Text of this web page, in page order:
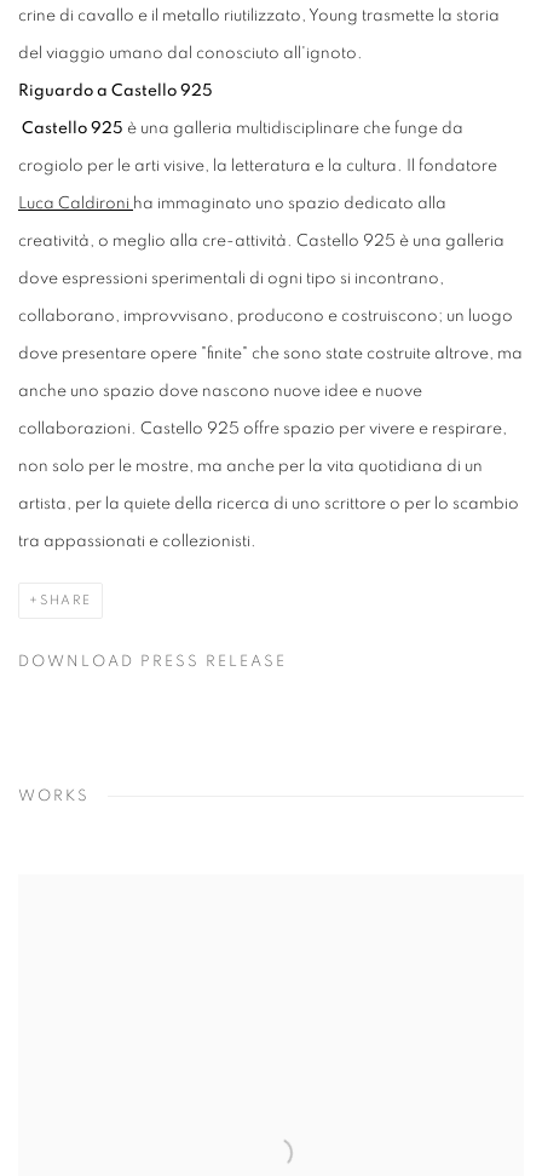
crine di cavallo e il metallo riutilizzato, Young trasmette la storia
del viaggio umano dal conosciuto all'ignoto.
Riguardo a Castello 925
Castello 925 è una galleria multidisciplinare che funge da
crogiolo per le arti visive, la letteratura e la cultura. Il fondatore
Luca Caldironi ha immaginato uno spazio dedicato alla
creatività, o meglio alla cre-attività. Castello 925 è una galleria
dove espressioni sperimentali di ogni tipo si incontrano,
collaborano, improvvisano, producono e costruiscono; un luogo
dove presentare opere "finite" che sono state costruite altrove, ma
anche uno spazio dove nascono nuove idee e nuove
collaborazioni. Castello 925 offre spazio per vivere e respirare,
non solo per le mostre, ma anche per la vita quotidiana di un
artista, per la quiete della ricerca di uno scrittore o per lo scambio
tra appassionati e collezionisti.
SHARE
DOWNLOAD PRESS RELEASE
WORKS